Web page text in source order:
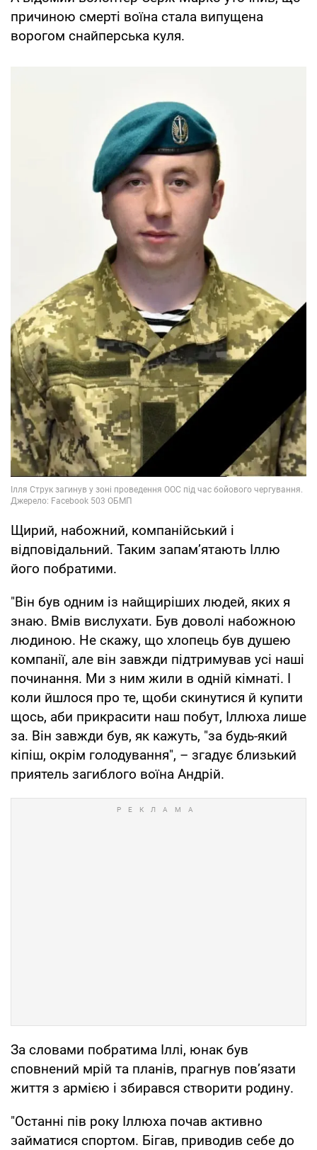
причиною смерті воїна стала випущена
ворогом снайперська куля.
Щирий, набожний, компанійський і
відповідальний. Таким запам’ятають Іллю
його побратими.
"Він був одним із найщиріших людей, яких я
знаю. Вмів вислухати. Був доволі набожною
людиною. Не скажу, що хлопець був душею
компанії, але він завжди підтримував усі наші
починання. Ми з ним жили в одній кімнаті. І
коли йшлося про те, щоби скинутися й купити
щось, аби прикрасити наш побут, Іллюха лише
за. Він завжди був, як кажуть, "за будь-який
кіпіш, окрім голодування", – згадує близький
приятель загиблого воїна Андрій.
За словами побратима Іллі, юнак був
сповнений мрій та планів, прагнув пов’язати
життя з армією і збирався створити родину.
"Останні пів року Іллюха почав активно
займатися спортом. Бігав, приводив себе до